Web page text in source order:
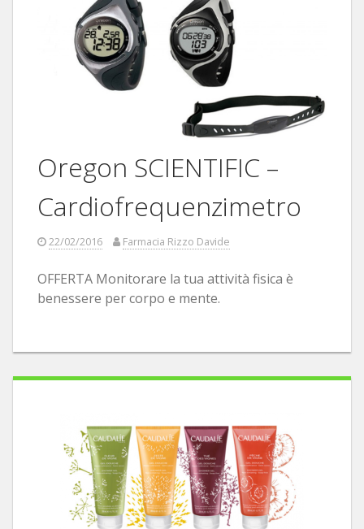
Oregon SCIENTIFIC –
Cardiofrequenzimetro
22/02/2016 Farmacia Rizzo Davide
OFFERTA Monitorare la tua attività fisica è
benessere per corpo e mente.